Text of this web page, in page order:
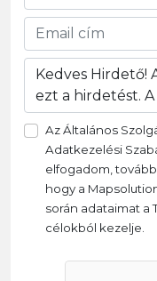
Az Általános
Adatkezelési
elfogadom,
hogy a
során adataimat
célokból kezelje.